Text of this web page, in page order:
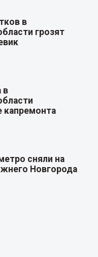
в
грозят
в
капремонта
сняли на
Новгорода